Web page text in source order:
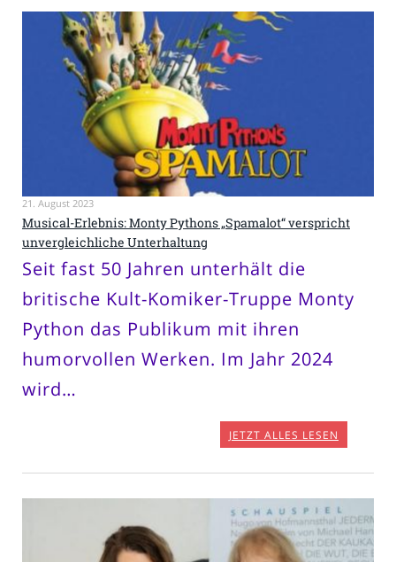
21. August 2023
Musical-Erlebnis: Monty Pythons „Spamalot“ verspricht
unvergleichliche Unterhaltung
Seit fast 50 Jahren unterhält die
britische Kult-Komiker-Truppe Monty
Python das Publikum mit ihren
humorvollen Werken. Im Jahr 2024
wird…
JETZT ALLES LESEN